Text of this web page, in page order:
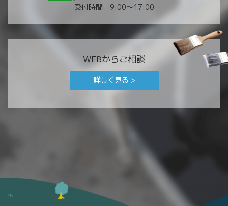
受付時間 9:00〜17:00
WEBからご相談
詳しく見る >